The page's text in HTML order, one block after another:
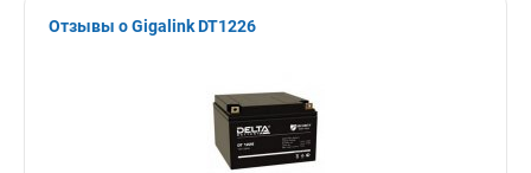
Отзывы о Gigalink DT1226